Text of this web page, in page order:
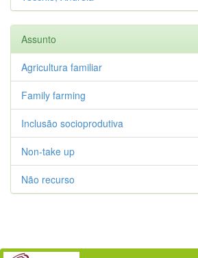
Assunto
Agricultura familiar
Family farming
Inclusão socioprodutiva
Non-take up
Não recurso